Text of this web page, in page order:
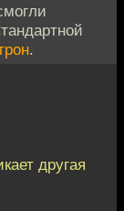
.
другая